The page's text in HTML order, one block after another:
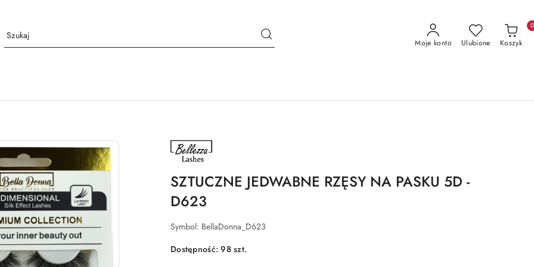
Moje konto Ulubione Koszyk
0
NAZWA
PRODUCENTA:
BELLEZZA
SZTUCZNE JEDWABNE RZĘSY NA PASKU 5D -
D623
Symbol: BellaDonna_D623
Dostępność:98szt.